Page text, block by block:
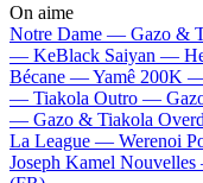
On aime
Notre Dame — Gazo &
— KeBlack Saiyan —
Bécane —Yamê 200K
— Tiakola Outro —
— Gazo & Tiakola
La League — Werenoi
Joseph Kamel